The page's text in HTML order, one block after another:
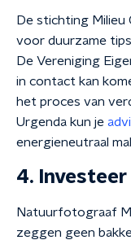
De stichting Milieu
voor duurzame
De Vereniging
in contact kan
het proces van
Urgenda kun je
energieneutraal
4.
Natuurfotograaf
zeggen geen